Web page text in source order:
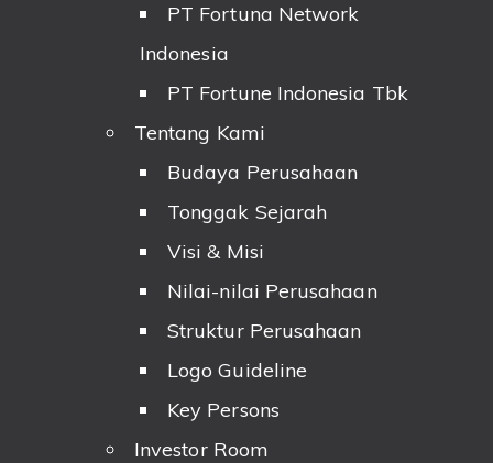
PT Fortuna Network
Indonesia
PT Fortune Indonesia Tbk
Tentang Kami
Budaya Perusahaan
Tonggak Sejarah
Visi & Misi
Nilai-nilai Perusahaan
Struktur Perusahaan
Logo Guideline
Key Persons
Investor Room